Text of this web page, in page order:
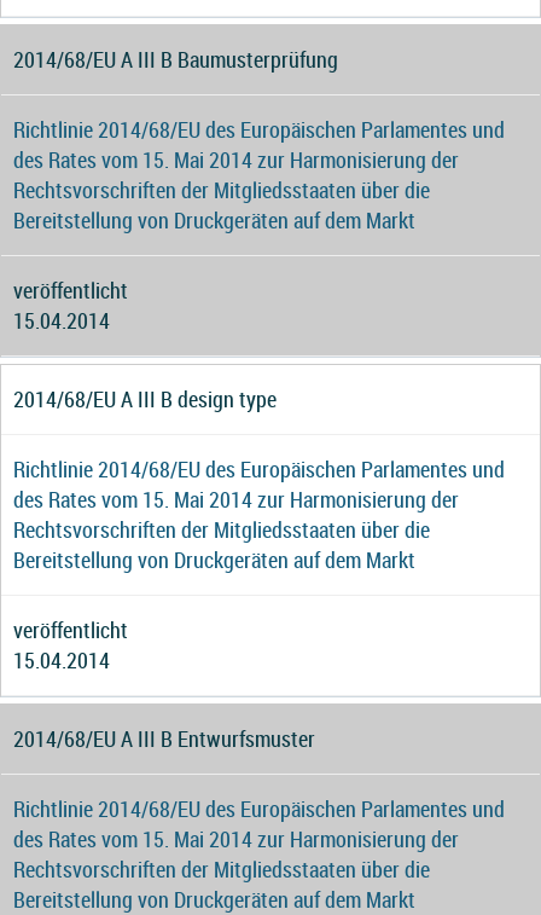
2014/68/EU A III B Baumusterprüfung
Richtlinie 2014/68/EU des Europäischen Parlamentes und
des Rates vom 15. Mai 2014 zur Harmonisierung der
Rechtsvorschriften der Mitgliedsstaaten über die
Bereitstellung von Druckgeräten auf dem Markt
veröffentlicht
15.04.2014
2014/68/EU A III B design type
Richtlinie 2014/68/EU des Europäischen Parlamentes und
des Rates vom 15. Mai 2014 zur Harmonisierung der
Rechtsvorschriften der Mitgliedsstaaten über die
Bereitstellung von Druckgeräten auf dem Markt
veröffentlicht
15.04.2014
2014/68/EU A III B Entwurfsmuster
Richtlinie 2014/68/EU des Europäischen Parlamentes und
des Rates vom 15. Mai 2014 zur Harmonisierung der
Rechtsvorschriften der Mitgliedsstaaten über die
Bereitstellung von Druckgeräten auf dem Markt